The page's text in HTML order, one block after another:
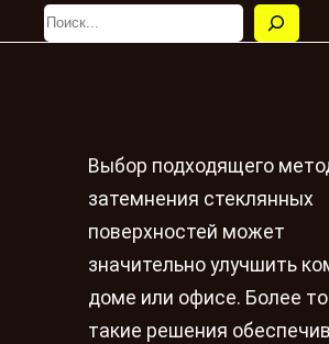
Выбор подходящего
затемнения стеклянных
поверхностей может
значительно улучшить
доме или офисе. Более
такие решения